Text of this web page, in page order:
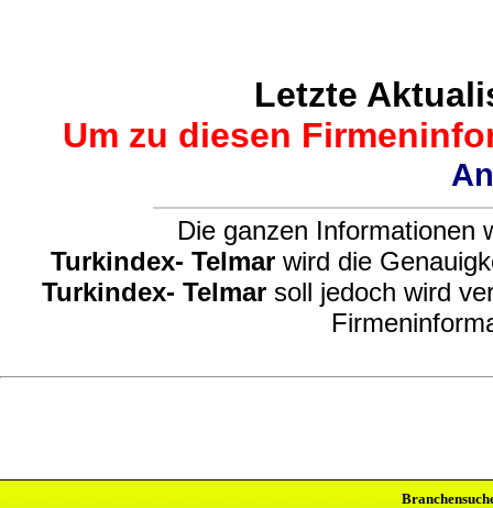
Letzte
Um zu diesen
Die ganzen Informationen
Turkindex- Telmar wird die
Turkindex- Telmar soll jedoch wird